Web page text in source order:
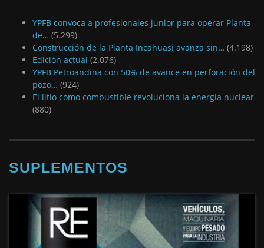
YPFB convoca a profesionales junior para operar Planta
de… (5.299)
Construcción de la Planta Incahuasi avanza sin… (4.198)
Edición actual (2.076)
YPFB Petroandina con 50% de avance en perforación del
pozo… (924)
El litio como combustible revoluciona la energía nuclear
(880)
SUPLEMENTOS